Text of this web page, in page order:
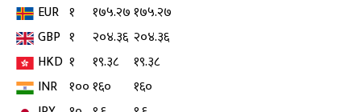
EUR १ १७५.२७१७५.२७
GBP १ २०४.३६ २०४.३६
HKD १ १९.३८
१९.३८
INR १००१६०
१६०